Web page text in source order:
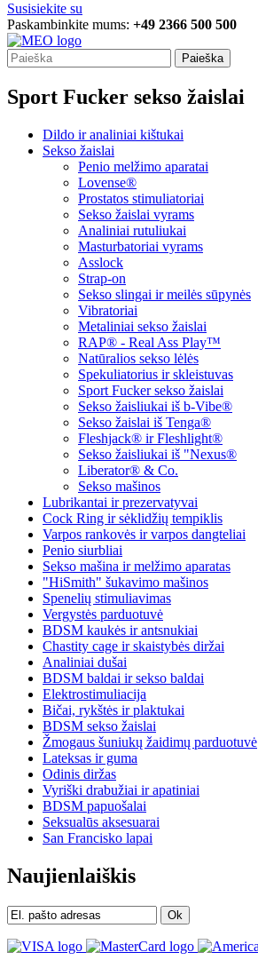
Susisiekite su
Paskambinkite mums: +49 2366 500 500
Paieška
Sport Fucker sekso žaislai
Dildo ir analiniai kištukai
Sekso žaislai
Penio melžimo aparatai
Lovense®
Prostatos stimuliatoriai
Sekso žaislai vyrams
Analiniai rutuliukai
Masturbatoriai vyrams
Asslock
Strap-on
Sekso slingai ir meilės sūpynės
Vibratoriai
Metaliniai sekso žaislai
RAP® - Real Ass Play™
Natūralios sekso lėlės
Spekuliatorius ir skleistuvas
Sport Fucker sekso žaislai
Sekso žaisliukai iš b-Vibe®
Sekso žaislai iš Tenga®
Fleshjack® ir Fleshlight®
Sekso žaisliukai iš "Nexus®
Liberator® & Co.
Sekso mašinos
Lubrikantai ir prezervatyvai
Cock Ring ir sėklidžių tempiklis
Varpos rankovės ir varpos dangteliai
Penio siurbliai
Sekso mašina ir melžimo aparatas
"HiSmith" šukavimo mašinos
Spenelių stimuliavimas
Vergystės parduotuvė
BDSM kaukės ir antsnukiai
Chastity cage ir skaistybės diržai
Analiniai dušai
BDSM baldai ir sekso baldai
Elektrostimuliacija
Bičai, rykštės ir plaktukai
BDSM sekso žaislai
Žmogaus šuniukų žaidimų parduotuvė
Lateksas ir guma
Odinis diržas
Vyriški drabužiai ir apatiniai
BDSM papuošalai
Seksualūs aksesuarai
San Francisko lapai
Naujienlaiškis
Ok